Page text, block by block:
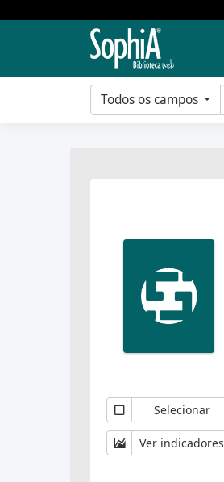
Todos os campos
Selecionar
Ver indicadores